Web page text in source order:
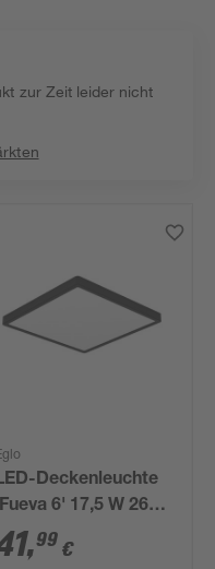
zur Zeit leider nicht
Deckenleuchte
6' 17,5 W 2600
lm warmweiß bis
tageslichtweiß 39 x
,99 €